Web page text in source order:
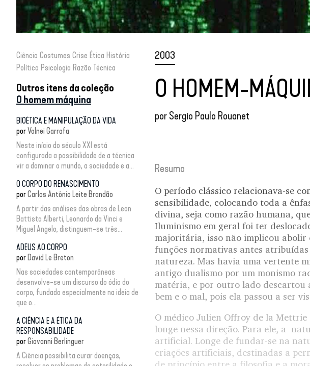
Ciência Costumes Crise Ética História
Política Psicologia Razão Técnica
Outros itens da coleção
O homem máquina
BIOÉTICA E MANIPULAÇÃO DA VIDA
porVolnei Garrafa
Neste início do século XXI está
configurada a possibilidade de a técnica
vir a dominar o mundo, a sociedade e a...
O CORPO DO RENASCIMENTO
porCarlos Antônio Leite Brandão
A partir das análises das obras de Leon
Battista Alberti, Leonardo da Vinci e
Miguel Angelo, distinguem-se três...
ADEUS AO CORPO
por David Le Breton
Nas sociedades contemporâneas
desenvolve-se um discurso do ódio do
corpo, fundado especialmente na ideia de
que o...
A CIÊNCIA E A ÉTICA DA
RESPONSABILIDADE
porGiovanni Berlinguer
A Ciência possibilita curar doenças,
2003
O HOMEM-
por Sergio Paulo Rouanet
Resumo
O período clássico relacionava-se
sensibilidade, colocando toda a
divina, seja como razão humana,
Iluminismo em geral foi ter
majoritária, isso não implicou abolir
funções normativas antes
natureza. Mas havia uma vertente
antigo dualismo por um monismo
matéria, e por outro lado descartou
bem e o mal, pois ela passou a ser
O médico Julien Offroy de la
longe nessa direção. Para ele, a
artificial. Longe de fundar-se na
criações artificiais, destinadas a